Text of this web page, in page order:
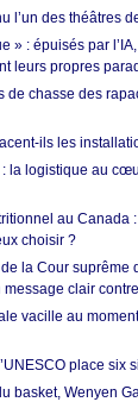
l’un des théâtres
» : épuisés par
leurs propres
de chasse des
ils les
la logistique au
au Canada
choisir ?
la Cour suprême
clair
vacille au
place six
basket, Wenyen